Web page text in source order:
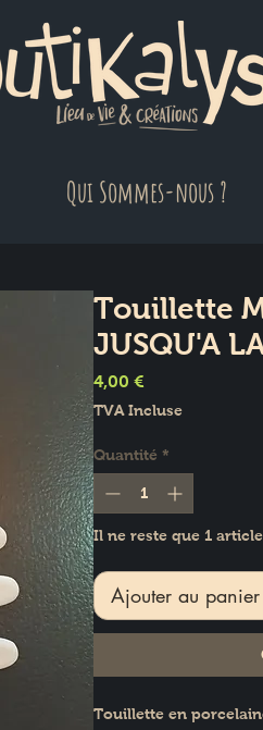
Qui Sommes-nous ?
Touillette
JUSQU'A
4,00 €
TVA Incluse
Quantité *
Il ne reste que 1
Ajouter au panier
Touillette en